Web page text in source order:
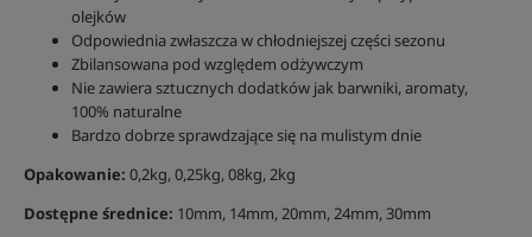
olejków
Odpowiednia zwłaszcza w chłodniejszej części sezonu
Zbilansowana pod względem odżywczym
Nie zawiera sztucznych dodatków jak barwniki, aromaty,
100% naturalne
Bardzo dobrze sprawdzające się na mulistym dnie
Opakowanie: 0,2kg,0,25kg, 08kg, 2kg
Dostępne średnice: 10mm, 14mm, 20mm, 24mm, 30mm